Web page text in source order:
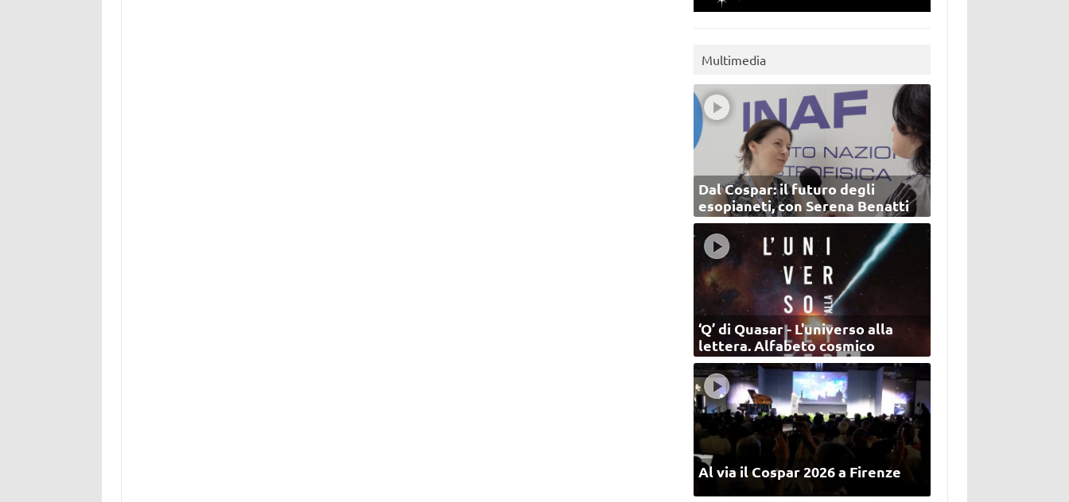
Multimedia
Dal Cospar: il futuro degli
esopianeti, con Serena Benatti
‘Q’ di Quasar - L'universo alla
lettera. Alfabeto cosmico
Al via il Cospar 2026 a Firenze